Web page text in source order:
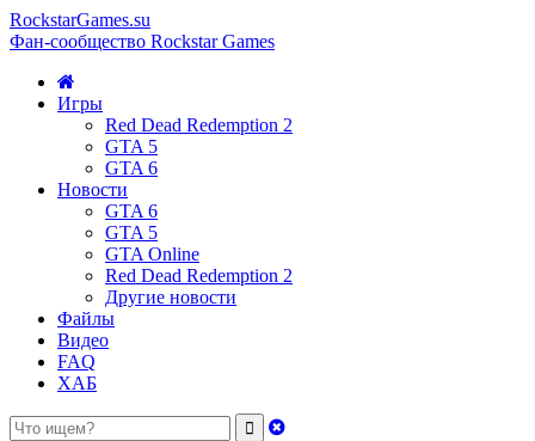
RockstarGames.su
Фан-сообщество Rockstar Games
Игры
Red Dead Redemption 2
GTA 5
GTA 6
Новости
GTA 6
GTA 5
GTA Online
Red Dead Redemption 2
Другие новости
Файлы
Видео
FAQ
ХАБ